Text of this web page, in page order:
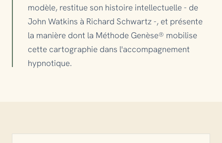
modèle, restitue son histoire intellectuelle - de
John Watkins à Richard Schwartz -, et présente
la manière dont la Méthode Genèse® mobilise
cette cartographie dans l'accompagnement
hypnotique.